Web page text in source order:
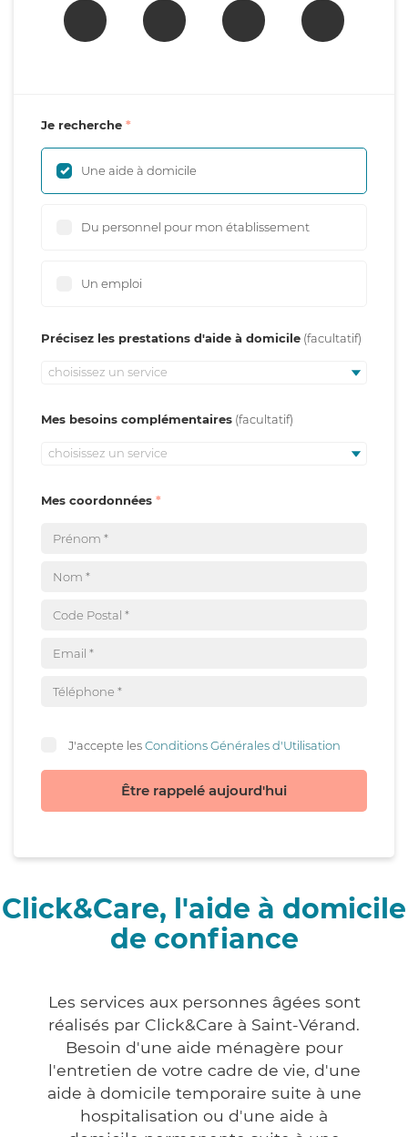
Je recherche
Une aide à domicile
Du personnel pour mon établissement
Un emploi
Précisez les prestations d'aide à domicile
choisissez un service
Mes besoins complémentaires
choisissez un service
Mes coordonnées
J'accepte lesConditions Générales d'Utilisation
Être rappelé aujourd'hui
Click&Care, l'aide à domicile
de confiance
Les services aux personnes âgées sont
réalisés par Click&Care à Saint-Vérand.
Besoin d'une aide ménagère pour
l'entretien de votre cadre de vie, d'une
aide à domicile temporaire suite à une
hospitalisation ou d'une aide à